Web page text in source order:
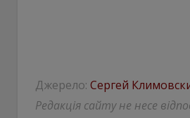
Джерело: Сергей
Редакція сайту не несе